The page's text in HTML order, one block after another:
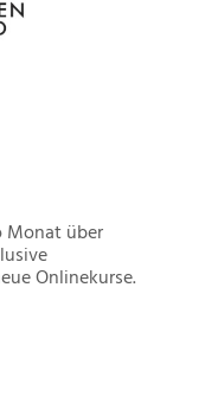
Monat über
Onlinekurse.